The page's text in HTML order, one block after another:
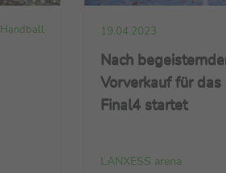
Handball 19.04.2023
Nach
Vorverkauf für das
Final4 startet
LANXESS arena